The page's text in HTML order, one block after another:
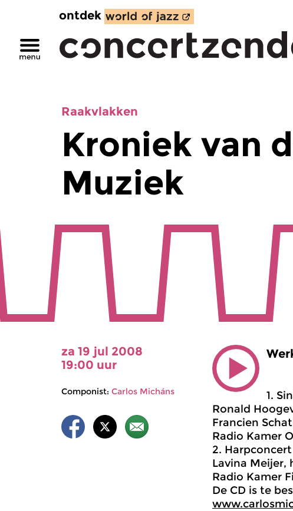
ontdek
Raakvlakken
Kroniek van
Muziek
za 19 jul 2008
19:00 uur
Componist: Carlos Micháns
1.
Ronald
Francien
Radio Kamer
2.
Lavina Meijer,
Radio Kamer
De CD is te